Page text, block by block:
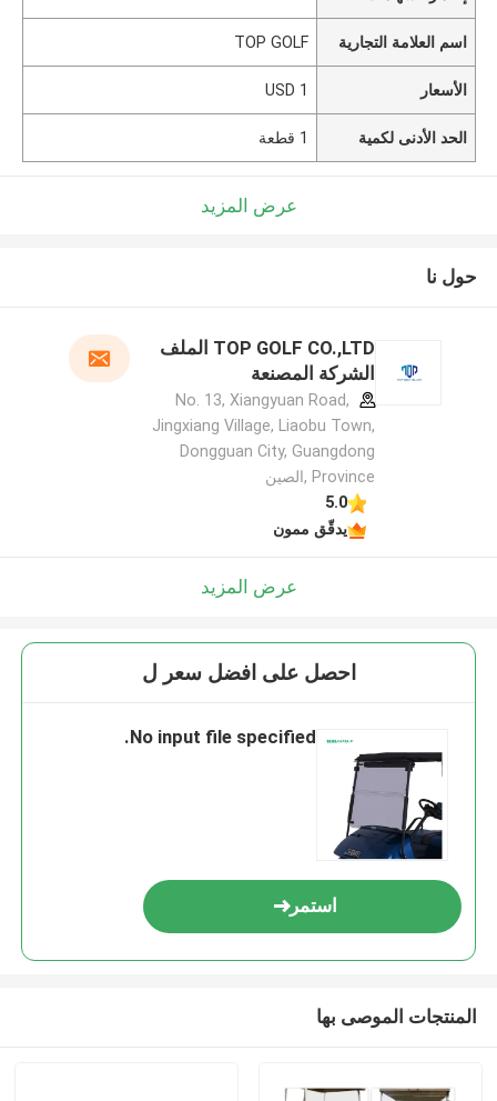
اسم العلامة التجارية TOP GOLF
الأسعار 1 USD
الحد الأدنى لكمية 1 قطعة
عرض المزيد
حول نا
TOP GOLF CO.,LTD الملف
الشركة المصنعة
No. 13, Xiangyuan Road,
Jingxiang Village, Liaobu Town,
Dongguan City, Guangdong
Province ,الصين
5.0
يدقّق ممون
عرض المزيد
احصل على افضل سعر ل
No input file specified.
استمر
المنتجات الموصى بها